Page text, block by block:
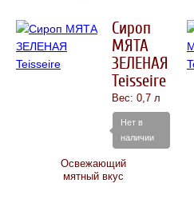
Сироп
МЯТА
ЗЕЛЕНАЯ
Teisseire
Вес: 0,7 л
Нет в
наличии
Освежающий
мятный вкус